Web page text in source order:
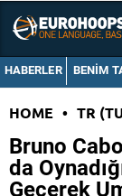
HABERLER BENIM
HOME • TR
Bruno
da
Geçerek